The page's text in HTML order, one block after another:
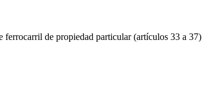
ferrocarril de propiedad particular (artículos 33 a 37)